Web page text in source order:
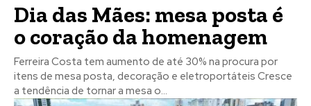
Dia das Mães: mesa posta é
o coração da homenagem
Ferreira Costa tem aumento de até 30% na procura por
itens de mesa posta, decoração e eletroportáteis Cresce
a tendência de tornar a mesa o...